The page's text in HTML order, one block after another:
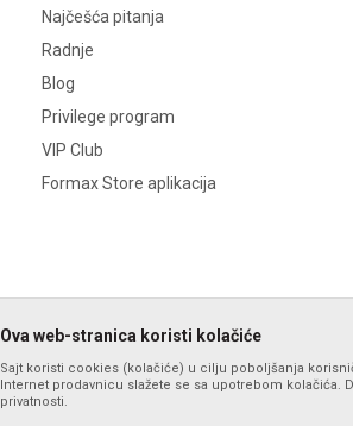
Najčešća pitanja
Radnje
Blog
Privilege program
VIP Club
Formax Store aplikacija
Ova web-stranica koristi kolačiće
Sajt koristi cookies (kolačiće) u cilju poboljšanja
Internet prodavnicu slažete se sa upotrebom kolačića.
privatnosti.